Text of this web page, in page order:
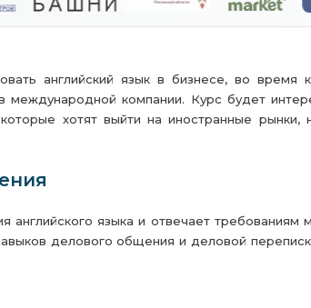
английский язык в бизнесе, во время
компании. Курс будет
хотят выйти на иностранные рынки,
языка и отвечает требованиям
делового общения и деловой